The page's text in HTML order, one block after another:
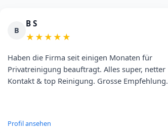
B
B S
★ ★ ★ ★ ★
Haben die Firma seit einigen Monaten für
Privatreinigung beauftragt. Alles super, netter
Kontakt & top Reinigung. Grosse Empfehlung.
Profil ansehen